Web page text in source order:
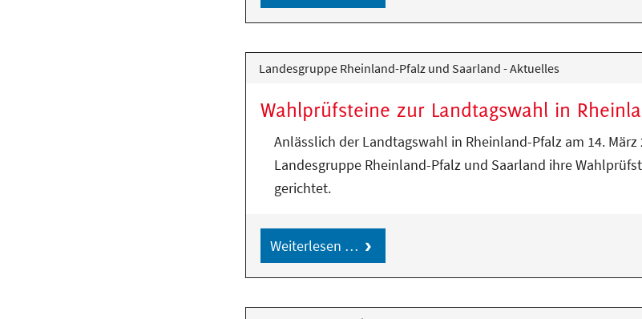
Landesgruppe Rheinland-Pfalz und Saarland - Aktuelles
Wahlprüfsteine zur Landtagswahl in
Anlässlich der Landtagswahl in Rheinland-Pfalz am 14. März
Landesgruppe Rheinland-Pfalz und Saarland ihre
gerichtet.
Weiterlesen …